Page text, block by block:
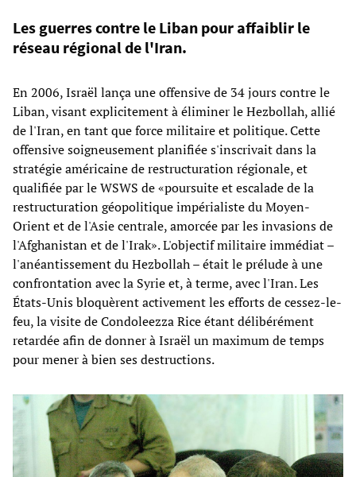
Les guerres contre le Liban pour affaiblir le
réseau régional de l'Iran.
En 2006, Israël lança une offensive de 34 jours contre le
Liban, visant explicitement à éliminer le Hezbollah, allié
de l'Iran, en tant que force militaire et politique. Cette
offensive soigneusement planifiée s'inscrivait dans la
stratégie américaine de restructuration régionale, et
qualifiée par le WSWS de «poursuite et escalade de la
restructuration géopolitique impérialiste du Moyen-
Orient et de l'Asie centrale, amorcée par les invasions de
l'Afghanistan et de l'Irak». L'objectif militaire immédiat –
l'anéantissement du Hezbollah – était le prélude à une
confrontation avec la Syrie et, à terme, avec l'Iran. Les
États-Unis bloquèrent activement les efforts de cessez-le-
feu, la visite de Condoleezza Rice étant délibérément
retardée afin de donner à Israël un maximum de temps
pour mener à bien ses destructions.